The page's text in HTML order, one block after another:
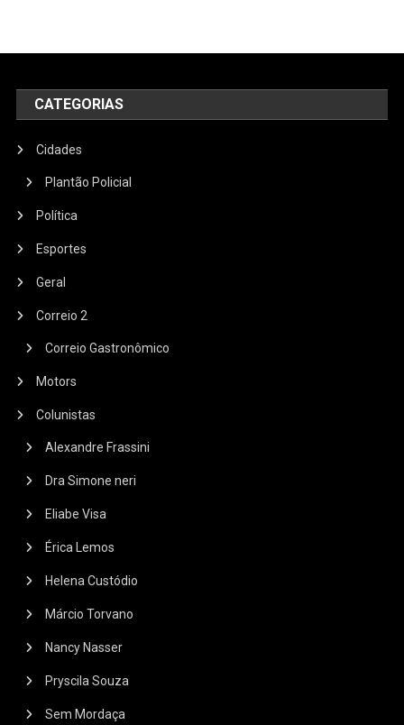
CATEGORIAS
Cidades
Plantão Policial
Política
Esportes
Geral
Correio 2
Correio Gastronômico
Motors
Colunistas
Alexandre Frassini
Dra Simone neri
Eliabe Visa
Érica Lemos
Helena Custódio
Márcio Torvano
Nancy Nasser
Pryscila Souza
Sem Mordaça